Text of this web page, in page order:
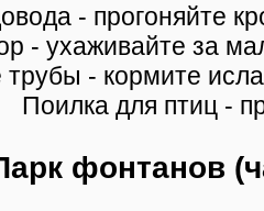
- прогоняйте
- ухаживайте за
- кормите
Поилка для птиц -
фонтанов